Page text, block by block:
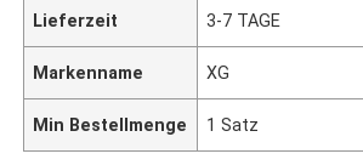
Lieferzeit 3-7 TAGE
Markenname XG
Min Bestellmenge 1 Satz